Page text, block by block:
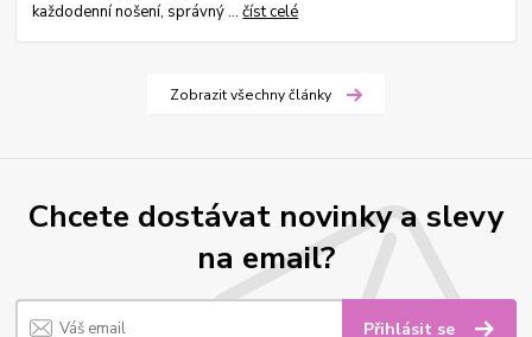
každodenní nošení, správný ...číst celé
Zobrazit všechny články
Chcete dostávat novinky a slevy
na email?
Přihlásit se